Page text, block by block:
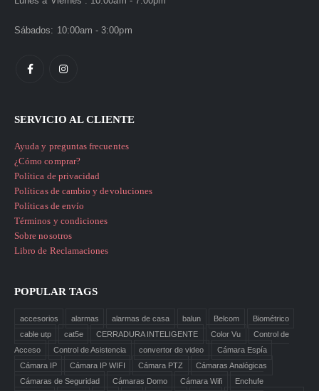
Sábados: 10:00am - 3:00pm
SERVICIO AL CLIENTE
Ayuda y preguntas frecuentes
¿Cómo comprar?
Política de privacidad
Políticas de cambio y devoluciones
Políticas de envío
Términos y condiciones
Sobre nosotros
Libro de Reclamaciones
POPULAR TAGS
accesorios alarmas alarmas de casa balun Belcom
Biométrico
cable utp
cat5e CERRADURA INTELIGENTE Color Vu
Control de
Acceso
Control de Asistencia convertor de video
Cámara Espía
Cámara IP
Cámara IP WIFI Cámara PTZ
Cámaras Analógicas
Cámaras de Seguridad
Cámaras Domo Cámara Wifi Enchufe